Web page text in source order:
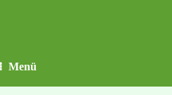
Menü